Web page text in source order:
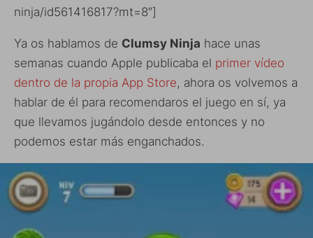
ninja/id561416817?mt=8″]
Ya os hablamos de Clumsy Ninja hace unas
semanas cuando Apple publicaba el primer vídeo
dentro de la propia App Store, ahora os volvemos a
hablar de él para recomendaros el juego en sí, ya
que llevamos jugándolo desde entonces y no
podemos estar más enganchados.